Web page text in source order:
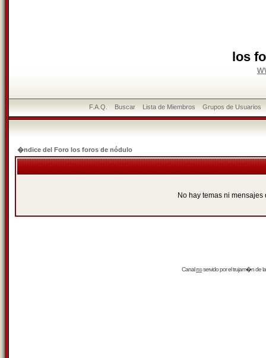
los
F.A.Q. Buscar Lista de Miembros Grupos de Usuarios
�ndice del Foro los foros de nódulo
No hay temas ni
Canalrssservido por eltrujam�nde